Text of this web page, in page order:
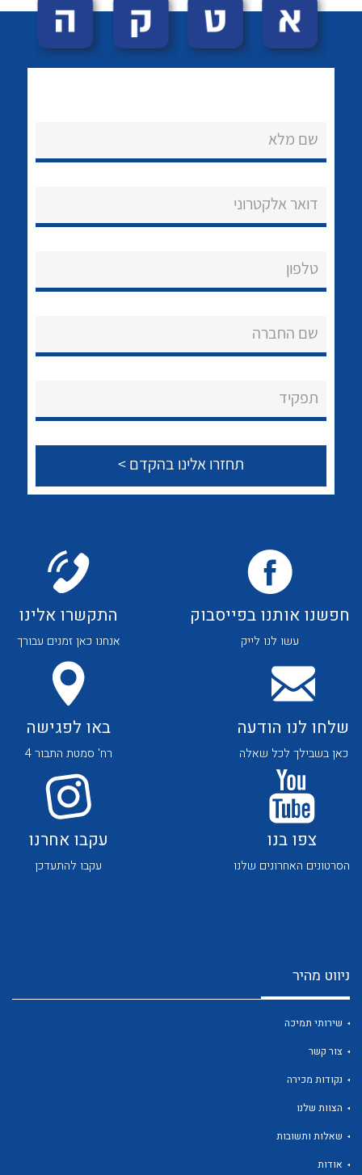
הצוות שלנו
שירותי תמיכה
לכל מוצרי היצרן לכל מוצרי היצרן
לכל מוצרי היצרן לכל מוצרי היצרן
לכל מוצרי היצרן
שם מלא
דואר אלקטרוני
טלפון
שם החברה
תפקיד
חפשנו אותנו בפייסבוק
עשו לנו לייק
התקשרו אלינו
אנחנו כאן זמנים עבורך
שלחו לנו הודעה
כאן בשבילך לכל שאלה
באו לפגישה
רח' סמטת התבור 4
צפו בנו
הסרטונים האחרונים שלנו
עקבו אחרנו
עקבו להתעדכן
ניווט מהיר
שירותי תמיכה
צור קשר
נקודות מכירה
הצוות שלנו
שאלות ותשובות
אודות